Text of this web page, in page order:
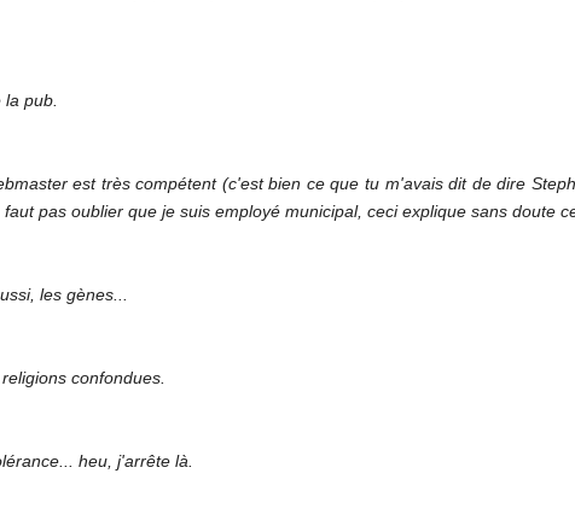
pub.
est très compétent (c'est bien ce que tu m'avais dit de dire
pas oublier que je suis employé municipal, ceci explique sans doute
les gènes...
confondues.
heu, j'arrête là.